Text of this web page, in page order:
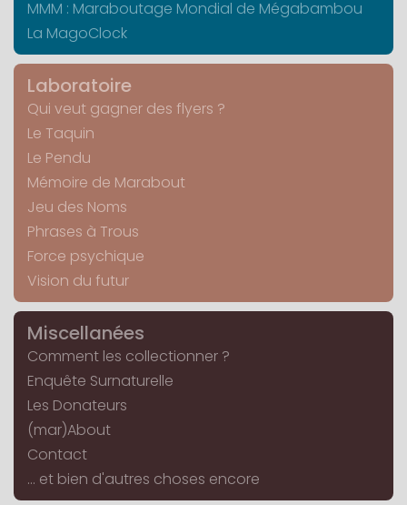
MMM : Maraboutage Mondial de Mégabambou
La MagoClock
Laboratoire
Qui veut gagner des flyers ?
Le Taquin
Le Pendu
Mémoire de Marabout
Jeu des Noms
Phrases à Trous
Force psychique
Vision du futur
Miscellanées
Comment les collectionner ?
Enquête Surnaturelle
Les Donateurs
(mar)About
Contact
... et bien d'autres choses encore